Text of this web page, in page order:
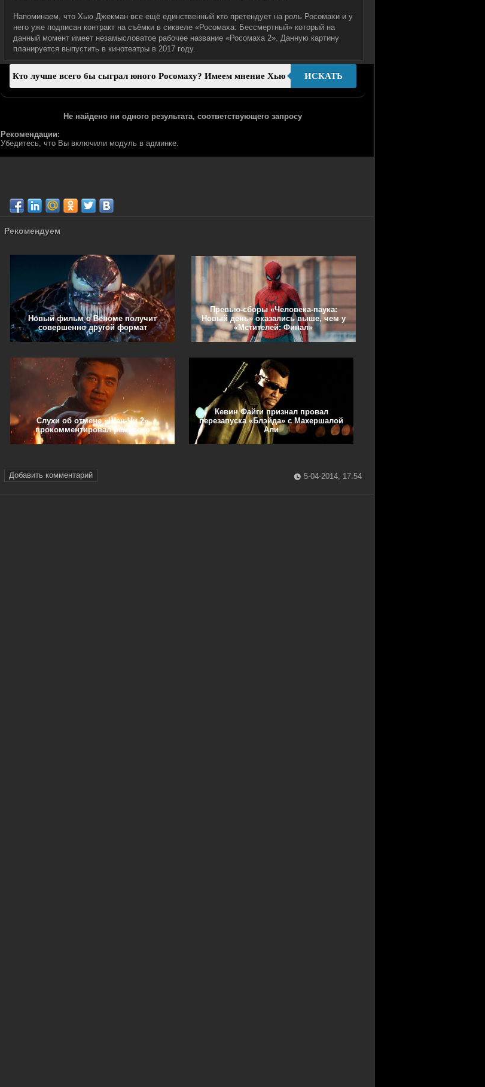
Напоминаем, что Хью Джекман все ещё единственный кто претендует на роль Росомахи и у
него уже подписан контракт на съёмки в сиквеле «Росомаха: Бессмертный» который на
данный момент имеет незамысловатое рабочее название «Росомаха 2». Данную картину
планируется выпустить в кинотеатры в 2017 году.
ИСКАТЬ
Не найдено ни одного результата, соответствующего запросу
Рекомендации:
Убедитесь, что Вы включили модуль в админке.
Рекомендуем
Новый фильм о Веноме получит
совершенно другой формат
Превью-сборы «Человека-паука:
Новый день» оказались выше, чем у
«Мстителей: Финал»
Слухи об отмене «Шан-Чи 2»
прокомментировал режиссер
Кевин Файги признал провал
перезапуска «Блэйда» с Махершалой
Али
Добавить комментарий 5-04-2014, 17:54